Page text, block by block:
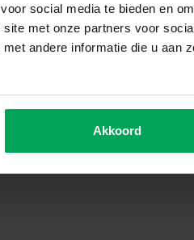
social media te bieden en
met onze partners voor
andere informatie die u aan
Akkoord